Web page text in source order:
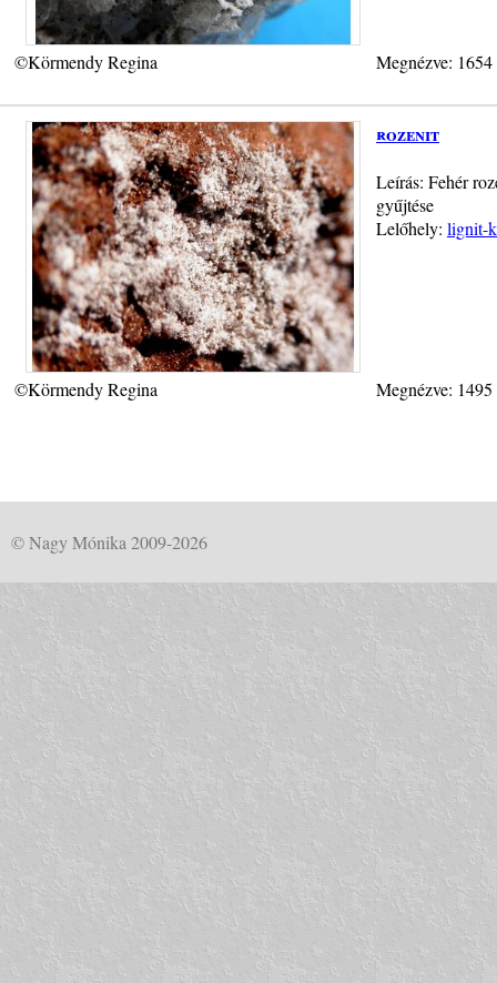
©Körmendy Regina Megnézve:
rozenit
Leírás: Fehér
gyűjtése
Lelőhely: lignit-
©Körmendy Regina Megnézve:
© Nagy Mónika 2009-2026